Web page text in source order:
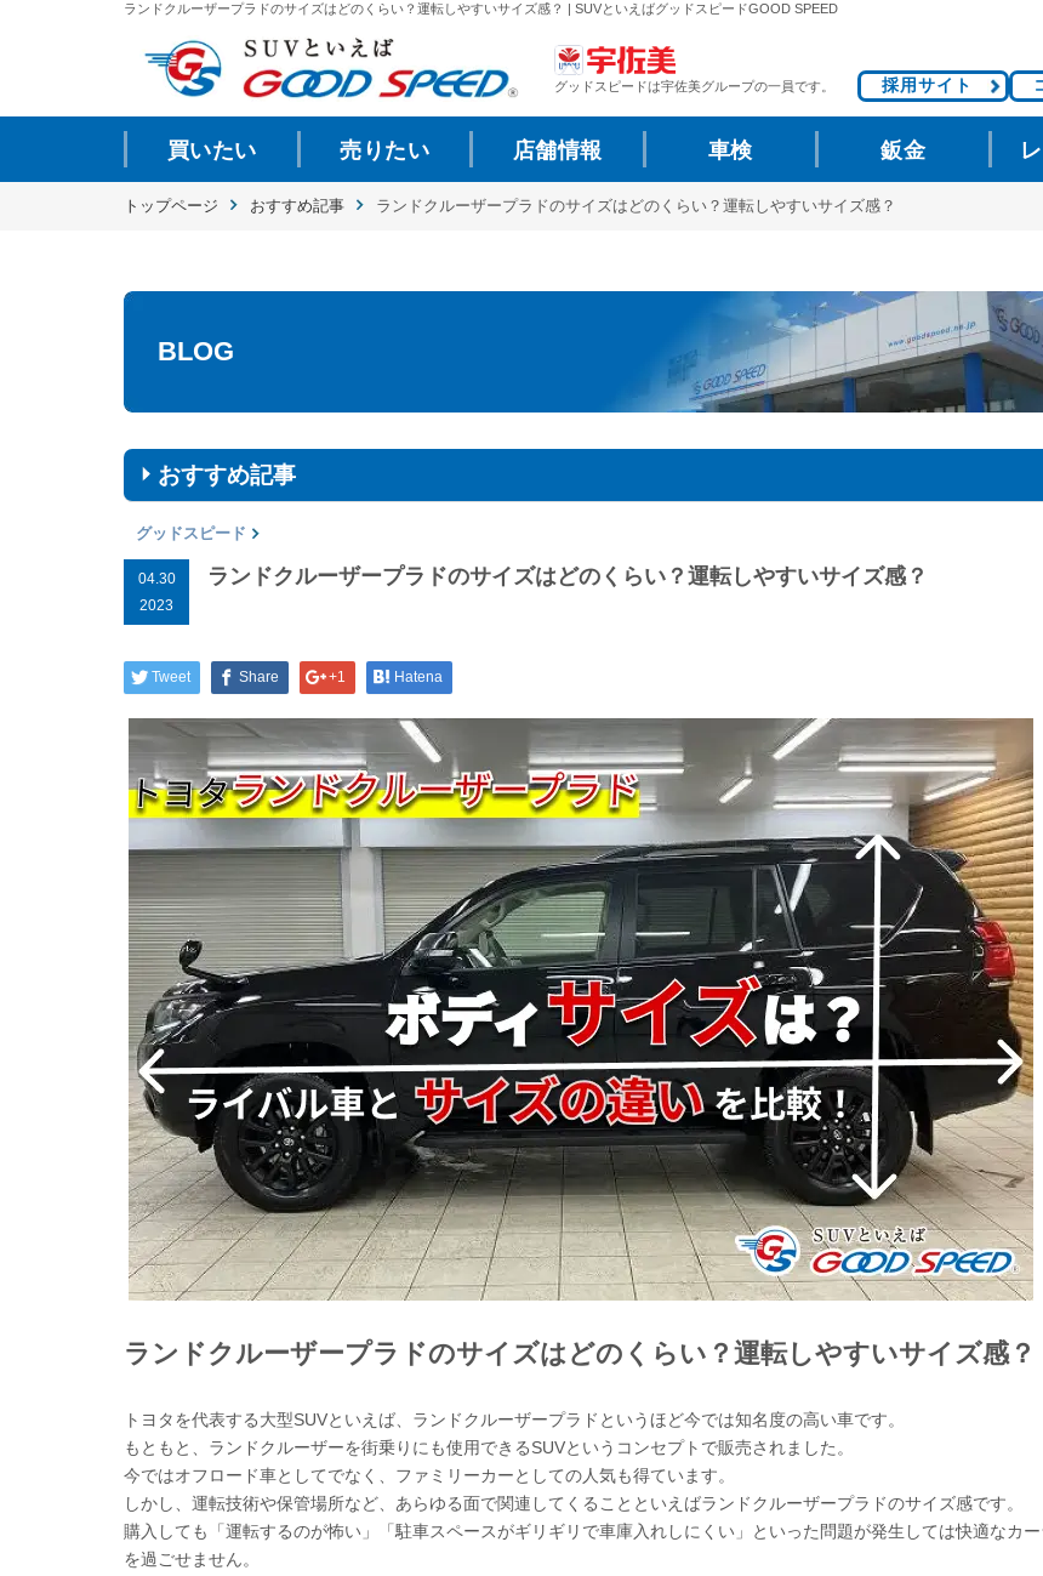
ランドクルーザープラドのサイズはどのくらい？運転しやすいサイズ感？ | SUVといえばグッドスピードGOOD SPEED
グッドスピードは宇佐美グループの一員です。 採用サイト
買いたい 売りたい 店舗情報 車検 鈑金
トップページ おすすめ記事 ランドクルーザープラドのサイズはどのくらい？運転しやすいサイズ感？
BLOG
おすすめ記事
グッドスピード
04.30
2023
ランドクルーザープラドのサイズはどのくらい？運転しやすいサイズ感？
Tweet Share +1 Hatena
ランドクルーザープラドのサイズはどのくらい？運転しやすいサイズ感？
トヨタを代表する大型SUVといえば、ランドクルーザープラドというほど今では知名度の高い車です。
もともと、ランドクルーザーを街乗りにも使用できるSUVというコンセプトで販売されました。
今ではオフロード車としてでなく、ファミリーカーとしての人気も得ています。
しかし、運転技術や保管場所など、あらゆる面で関連してくることといえばランドクルーザープラドのサイズ感です。
購入しても「運転するのが怖い」「駐車スペースがギリギリで車庫入れしにくい」といった問題が発生しては快適なカー
を過ごせません。